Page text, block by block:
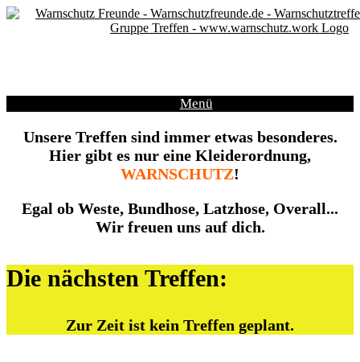
Zum
Menü
Unsere Treffen sind immer etwas besonderes.
Hier gibt es nur eine Kleiderordnung,
WARNSCHUTZ!
Egal ob Weste, Bundhose, Latzhose, Overall...
Wir freuen uns auf dich.
Die nächsten Treffen:
Zur Zeit ist kein Treffen geplant.